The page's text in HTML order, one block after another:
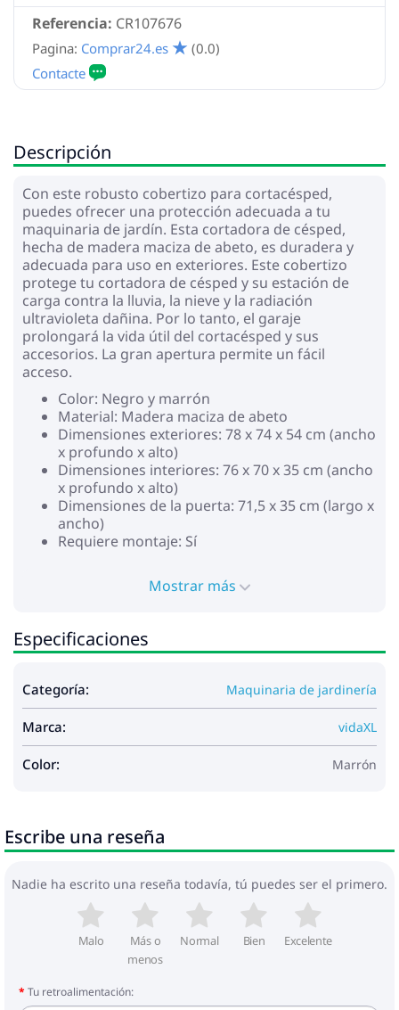
Referencia: CR107676
Pagina: Comprar24.es (0.0)
Descripción
Con este robusto cobertizo para cortacésped,
puedes ofrecer una protección adecuada a tu
maquinaria de jardín. Esta cortadora de césped,
hecha de madera maciza de abeto, es duradera y
adecuada para uso en exteriores. Este cobertizo
protege tu cortadora de césped y su estación de
carga contra la lluvia, la nieve y la radiación
ultravioleta dañina. Por lo tanto, el garaje
prolongará la vida útil del cortacésped y sus
accesorios. La gran apertura permite un fácil
acceso.
Color: Negro y marrón
Material: Madera maciza de abeto
Dimensiones exteriores: 78 x 74 x 54 cm (ancho
x profundo x alto)
Dimensiones interiores: 76 x 70 x 35 cm (ancho
x profundo x alto)
Dimensiones de la puerta: 71,5 x 35 cm (largo x
ancho)
Requiere montaje: Sí
Mostrar más
Especificaciones
Categoría: Maquinaria de jardinería
Marca: vidaXL
Color: Marrón
Escribe una reseña
Nadie ha escrito una reseña todavía, tú puedes ser el primero.
Malo
Más o
menos
Normal Bien Excelente
Tu retroalimentación: